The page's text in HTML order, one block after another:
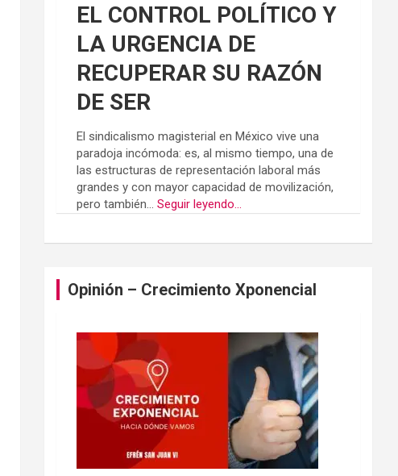
EL CONTROL POLÍTICO Y
LA URGENCIA DE
RECUPERAR SU RAZÓN
DE SER
El sindicalismo magisterial en México vive una
paradoja incómoda: es, al mismo tiempo, una de
las estructuras de representación laboral más
grandes y con mayor capacidad de movilización,
pero también...Seguir leyendo...
Opinión – Crecimiento Xponencial